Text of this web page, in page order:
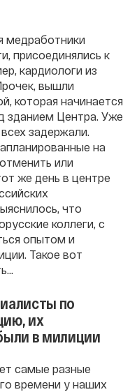
медработники
присоединялись к
кардиологи из
вышли
которая начинается
зданием Центра. Уже
задержали.
на
или
же день в центре
что
коллеги, с
опытом и
Такое вот
по
их
в милиции
самые разные
времени у наших